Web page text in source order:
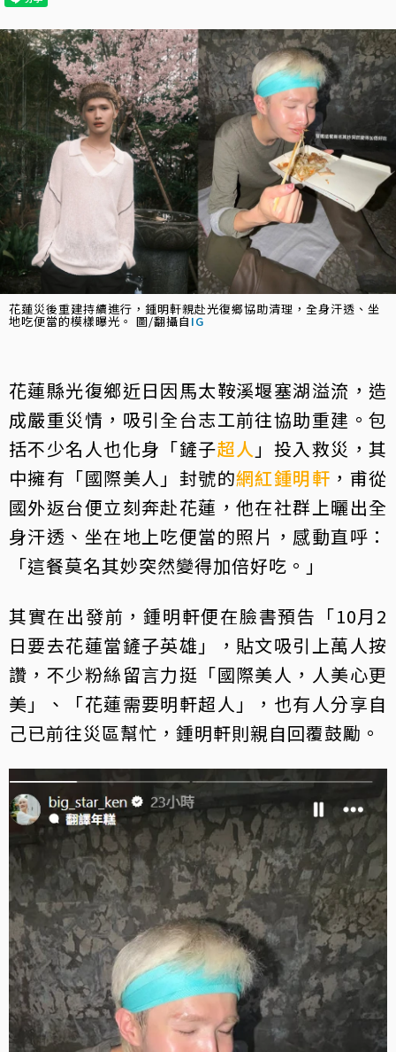
花蓮災後重建持續進行，鍾明軒親赴光復鄉協助清理，全身汗透、坐
地吃便當的模樣曝光。 圖/翻攝自 IG
花蓮縣光復鄉近日因馬太鞍溪堰塞湖溢流，造
成嚴重災情，吸引全台志工前往協助重建。包
括不少名人也化身「鏟子超人 」投入救災，其
中擁有「國際美人」封號的網紅鍾明軒 ，甫從
國外返台便立刻奔赴花蓮，他在社群上曬出全
身汗透、坐在地上吃便當的照片，感動直呼：
「這餐莫名其妙突然變得加倍好吃。」
其實在出發前，鍾明軒便在臉書預告「10月2
日要去花蓮當鏟子英雄」，貼文吸引上萬人按
讚，不少粉絲留言力挺「國際美人，人美心更
美」、「花蓮需要明軒超人」，也有人分享自
己已前往災區幫忙，鍾明軒則親自回覆鼓勵。